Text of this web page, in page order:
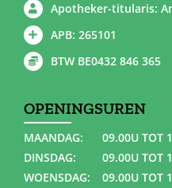
Apotheker-titularis:
APB: 265101
BTW BE0432 846 365
OPENINGSUREN
MAANDAG:
09.00U TOT
DINSDAG:
09.00U TOT
WOENSDAG:
09.00U TOT